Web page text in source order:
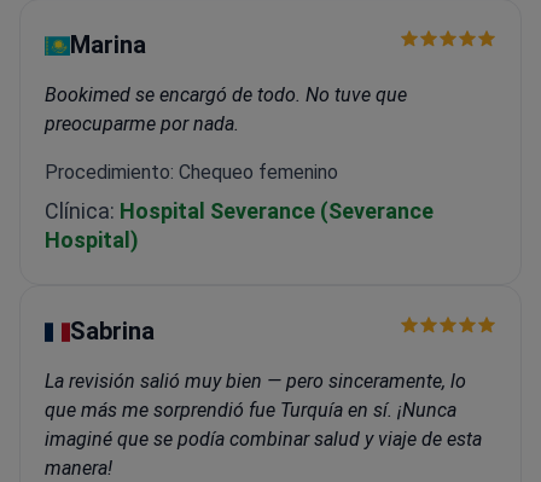
Marina
Bookimed se encargó de todo. No tuve que
preocuparme por nada.
Procedimiento: Chequeo femenino
Clínica: Hospital Severance (Severance
Hospital)
Sabrina
La revisión salió muy bien — pero sinceramente, lo
que más me sorprendió fue Turquía en sí. ¡Nunca
imaginé que se podía combinar salud y viaje de esta
manera!